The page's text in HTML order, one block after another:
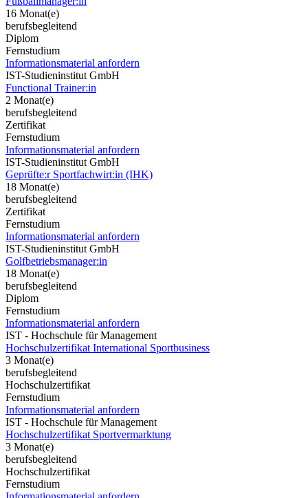
16 Monat(e)
berufsbegleitend
Diplom
Fernstudium
Informationsmaterial anfordern
IST-Studieninstitut GmbH
Functional Trainer:in
2 Monat(e)
berufsbegleitend
Zertifikat
Fernstudium
Informationsmaterial anfordern
IST-Studieninstitut GmbH
Geprüfte:r Sportfachwirt:in (IHK)
18 Monat(e)
berufsbegleitend
Zertifikat
Fernstudium
Informationsmaterial anfordern
IST-Studieninstitut GmbH
Golfbetriebsmanager:in
18 Monat(e)
berufsbegleitend
Diplom
Fernstudium
Informationsmaterial anfordern
IST - Hochschule für Management
Hochschulzertifikat International Sportbusiness
3 Monat(e)
berufsbegleitend
Hochschulzertifikat
Fernstudium
Informationsmaterial anfordern
IST - Hochschule für Management
Hochschulzertifikat Sportvermarktung
3 Monat(e)
berufsbegleitend
Hochschulzertifikat
Fernstudium